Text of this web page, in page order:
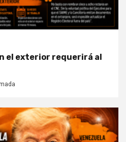
el exterior requerirá al